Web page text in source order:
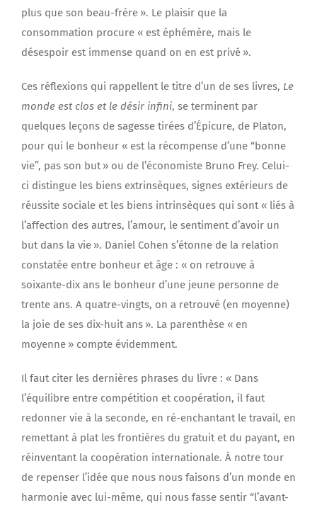
plus que son beau-frère ». Le plaisir que la
consommation procure « est éphémère, mais le
désespoir est immense quand on en est privé ».
Ces réflexions qui rappellent le titre d’un de ses livres, Le
monde est clos et le désir infini, se terminent par
quelques leçons de sagesse tirées d’Épicure, de Platon,
pour qui le bonheur « est la récompense d’une “bonne
vie”, pas son but » ou de l’économiste Bruno Frey. Celui-
ci distingue les biens extrinsèques, signes extérieurs de
réussite sociale et les biens intrinsèques qui sont « liés à
l’affection des autres, l’amour, le sentiment d’avoir un
but dans la vie ». Daniel Cohen s’étonne de la relation
constatée entre bonheur et âge : « on retrouve à
soixante-dix ans le bonheur d’une jeune personne de
trente ans. A quatre-vingts, on a retrouvé (en moyenne)
la joie de ses dix-huit ans ». La parenthèse « en
moyenne » compte évidemment.
Il faut citer les dernières phrases du livre : « Dans
l’équilibre entre compétition et coopération, il faut
redonner vie à la seconde, en ré-enchantant le travail, en
remettant à plat les frontières du gratuit et du payant, en
réinventant la coopération internationale. À notre tour
de repenser l’idée que nous nous faisons d’un monde en
harmonie avec lui-même, qui nous fasse sentir “l’avant-